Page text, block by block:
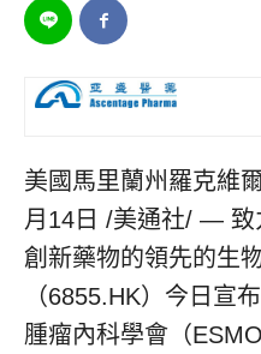
美國馬里蘭州羅克維
月14日 /美通社/ — 致
創新藥物的領先的生
（6855.HK）今日宣
腫瘤內科學會（